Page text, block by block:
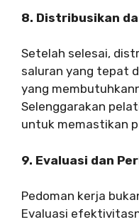
8. Distribusikan
Setelah selesai,
saluran yang tepat
yang
Selenggarakan
untuk memastikan
9. Evaluasi dan
Pedoman kerja
Evaluasi